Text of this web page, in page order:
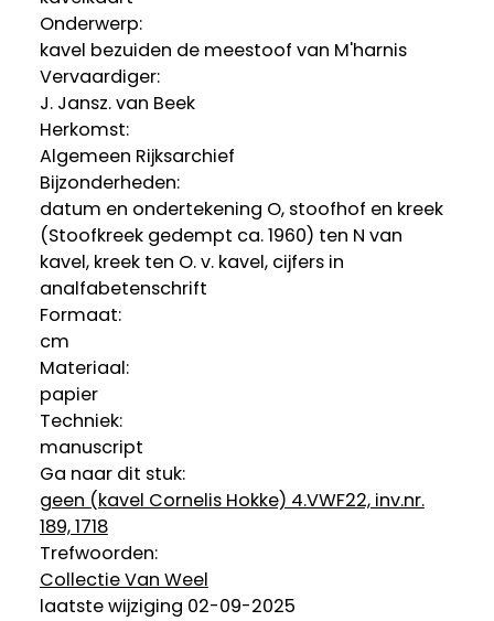
Onderwerp:
kavel bezuiden de meestoof van M'harnis
Vervaardiger:
J. Jansz. van Beek
Herkomst:
Algemeen Rijksarchief
Bijzonderheden:
datum en ondertekening O, stoofhof en kreek
(Stoofkreek gedempt ca. 1960) ten N van
kavel, kreek ten O. v. kavel, cijfers in
analfabetenschrift
Formaat:
cm
Materiaal:
papier
Techniek:
manuscript
Ga naar dit stuk:
geen (kavel Cornelis Hokke) 4.VWF22, inv.nr.
189, 1718
Trefwoorden:
Collectie Van Weel
laatste wijziging 02-09-2025